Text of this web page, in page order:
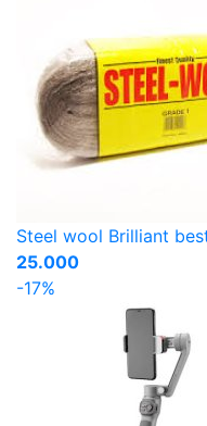
Steel wool Brilliant
25.000
-17%